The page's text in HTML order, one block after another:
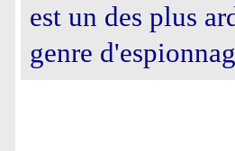
est un des plus
genre